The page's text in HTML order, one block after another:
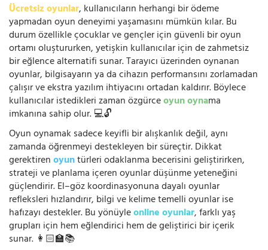
Ücretsiz oyunlar, kullanıcıların herhangi bir ödeme
yapmadan oyun deneyimi yaşamasını mümkün kılar. Bu
durum özellikle çocuklar ve gençler için güvenli bir oyun
ortamı oluştururken, yetişkin kullanıcılar için de zahmetsiz
bir eğlence alternatifi sunar. Tarayıcı üzerinden oynanan
oyunlar, bilgisayarın ya da cihazın performansını zorlamadan
çalışır ve ekstra yazılım ihtiyacını ortadan kaldırır. Böylece
kullanıcılar istedikleri zaman özgürceoyun oynama
imkanına sahip olur. 💻🔓
Oyun oynamak sadece keyifli bir alışkanlık değil, aynı
zamanda öğrenmeyi destekleyen bir süreçtir. Dikkat
gerektirenoyuntürleri odaklanma becerisini geliştirirken,
strateji ve planlama içeren oyunlar düşünme yeteneğini
güçlendirir. El–göz koordinasyonuna dayalı oyunlar
refleksleri hızlandırır, bilgi ve kelime temelli oyunlar ise
hafızayı destekler. Bu yönüyleonline oyunlar, farklı yaş
grupları için hem eğlendirici hem de geliştirici bir içerik
sunar. 👩🏻‍🏫📚